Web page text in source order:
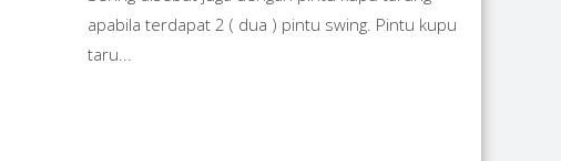
apabila terdapat 2 ( dua ) pintu swing. Pintu kupu
taru...